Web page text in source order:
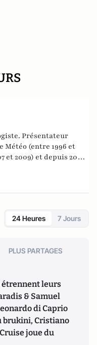
Présentateur
Météo (entre 1996 et
et 2009) et depuis 2009
et responsable de la
24 Heures 7 Jours
PLUS PARTAGES
étrennent leurs
& Samuel
di Caprio
brukini, Cristiano
joue du